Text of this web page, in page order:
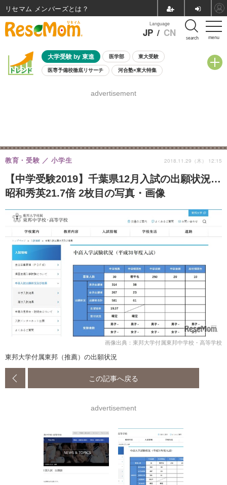
menu
Language
JP / CN search
大学受験 by 東進 医学部 東大受験
医専予備校徹底リサーチ 河合塾×東大特集
8月開催学校説明会・相談会
advertisement
【中学受験2019】千葉県12月入試の出願状況…
昭和秀英21.7倍 2枚目の写真・画像
教育・受験 小学生 2018.11.29（木） 12:15
画像出典：東邦大学付属東邦中学校・高等学校
東邦大学付属東邦（推薦）の出願状況
この記事へ戻る
advertisement
リセマム メンバーズ